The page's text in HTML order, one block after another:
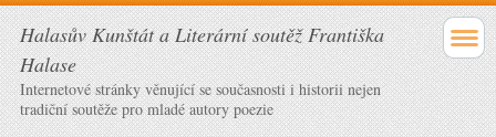
Halasův Kunštát a Literární soutěž Františka
Halase
Internetové stránky věnující se současnosti i historii nejen
tradiční soutěže pro mladé autory poezie